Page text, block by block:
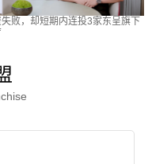
败，却短期内连投3家东呈旗下